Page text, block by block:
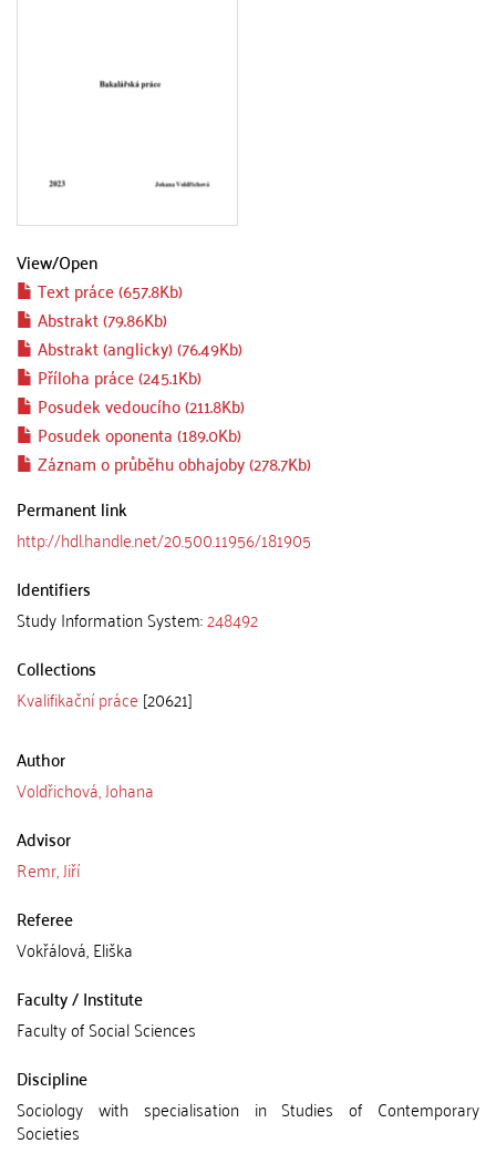
View/Open
Text práce (657.8Kb)
Abstrakt (79.86Kb)
Abstrakt (anglicky) (76.49Kb)
Příloha práce (245.1Kb)
Posudek vedoucího (211.8Kb)
Posudek oponenta (189.0Kb)
Záznam o průběhu obhajoby (278.7Kb)
Permanent link
http://hdl.handle.net/20.500.11956/181905
Identifiers
Study Information System:248492
Collections
Kvalifikační práce [20621]
Author
Voldřichová, Johana
Advisor
Remr, Jiří
Referee
Vokřálová, Eliška
Faculty / Institute
Faculty of Social Sciences
Discipline
Sociology with specialisation in Studies of Contemporary
Societies